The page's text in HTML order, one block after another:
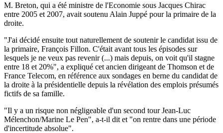
M. Breton, qui a été ministre de l'Economie sous Jacques Chirac
entre 2005 et 2007, avait soutenu Alain Juppé pour la primaire de la
droite.
"J'ai décidé ensuite tout naturellement de soutenir le candidat issu de
la primaire, François Fillon. C'était avant tous les épisodes sur
lesquels je ne veux pas revenir (...) mais depuis, on voit qu'il stagne
entre 18 et 20%", a expliqué cet ancien dirigeant de Thomson et de
France Telecom, en référence aux sondages en berne du candidat de
la droite à la présidentielle depuis la révélation des emplois présumés
fictifs de sa famille.
"Il y a un risque non négligeable d'un second tour Jean-Luc
Mélenchon/Marine Le Pen", a-t-il dit et "on rentre dans une période
d'incertitude absolue".